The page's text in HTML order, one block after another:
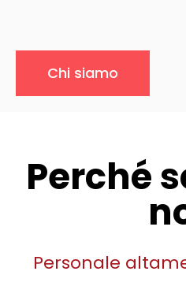
Chi siamo
Perché
Personale